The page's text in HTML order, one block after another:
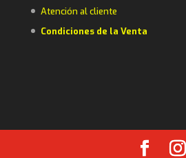
Atención al cliente
Condiciones de la Venta